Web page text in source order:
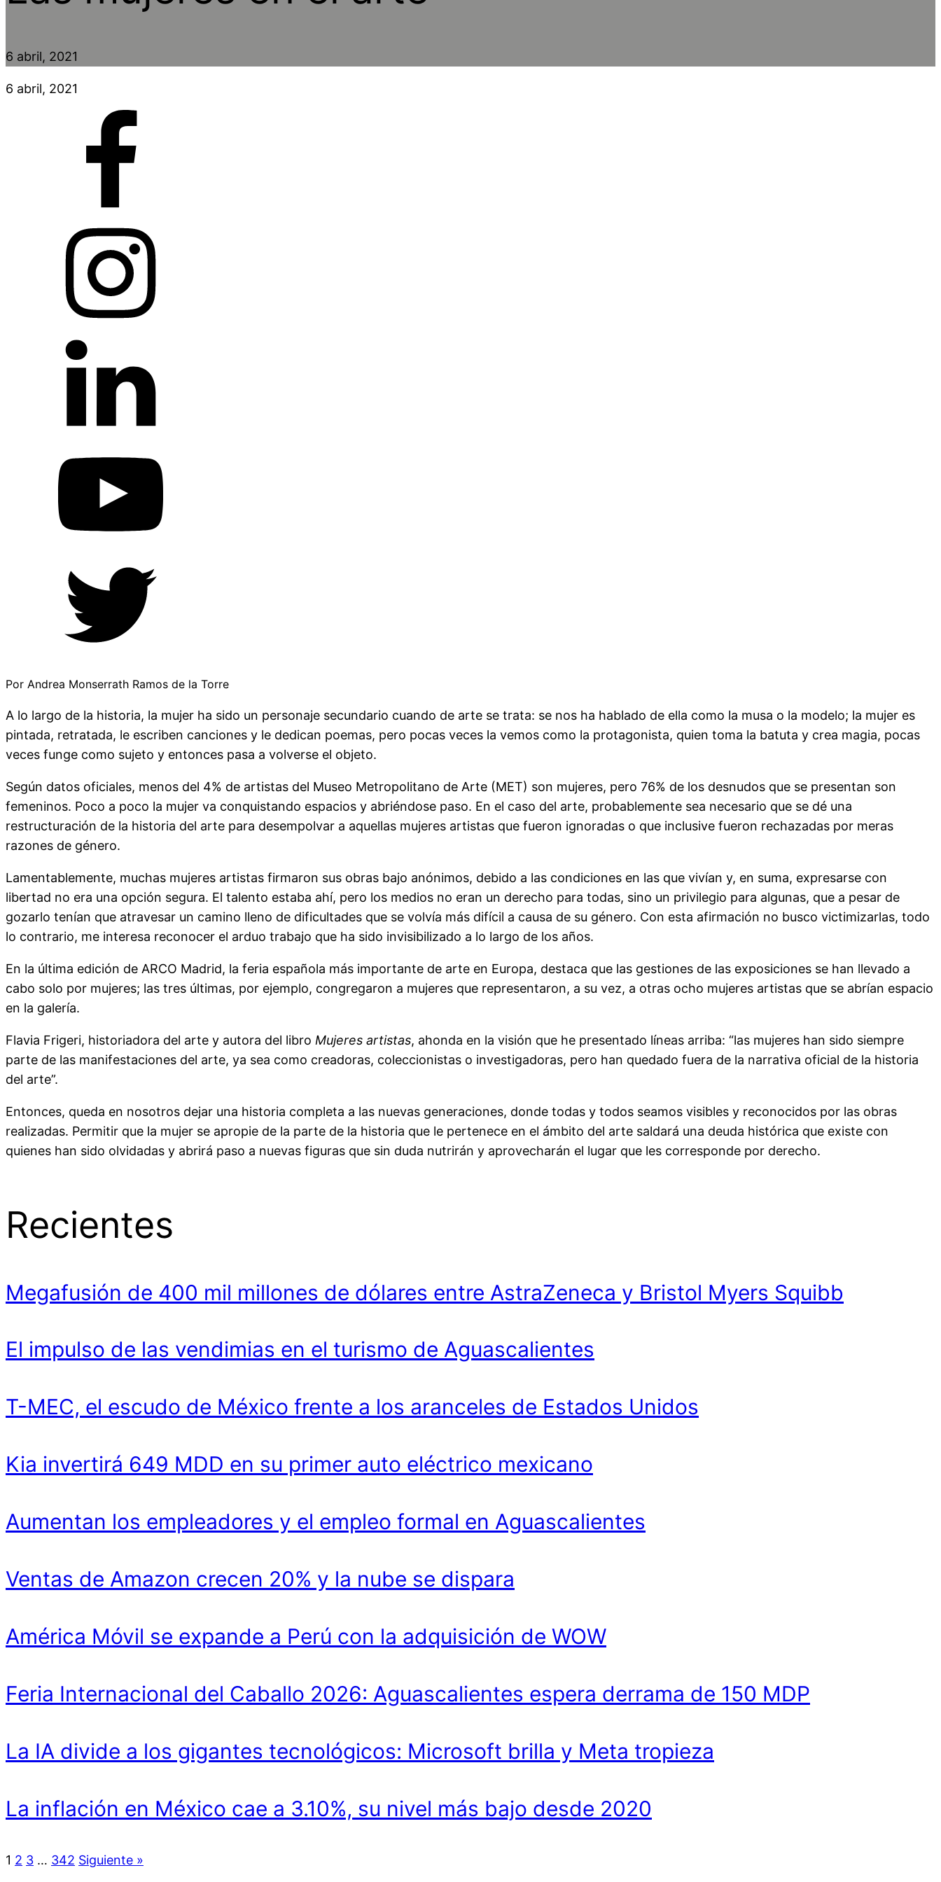
6 abril, 2021
6 abril, 2021
Por Andrea Monserrath Ramos de la Torre
A lo largo de la historia, la mujer ha sido un personaje secundario cuando de arte se trata: se nos ha hablado de ella como la musa o la modelo; la mujer es
pintada, retratada, le escriben canciones y le dedican poemas, pero pocas veces la vemos como la protagonista, quien toma la batuta y crea magia, pocas
veces funge como sujeto y entonces pasa a volverse el objeto.
Según datos oficiales, menos del 4% de artistas del Museo Metropolitano de Arte (MET) son mujeres, pero 76% de los desnudos que se presentan son
femeninos. Poco a poco la mujer va conquistando espacios y abriéndose paso. En el caso del arte, probablemente sea necesario que se dé una
restructuración de la historia del arte para desempolvar a aquellas mujeres artistas que fueron ignoradas o que inclusive fueron rechazadas por meras
razones de género.
Lamentablemente, muchas mujeres artistas firmaron sus obras bajo anónimos, debido a las condiciones en las que vivían y, en suma, expresarse con
libertad no era una opción segura. El talento estaba ahí, pero los medios no eran un derecho para todas, sino un privilegio para algunas, que a pesar de
gozarlo tenían que atravesar un camino lleno de dificultades que se volvía más difícil a causa de su género. Con esta afirmación no busco victimizarlas, todo
lo contrario, me interesa reconocer el arduo trabajo que ha sido invisibilizado a lo largo de los años.
En la última edición de ARCO Madrid, la feria española más importante de arte en Europa, destaca que las gestiones de las exposiciones se han llevado a
cabo solo por mujeres; las tres últimas, por ejemplo, congregaron a mujeres que representaron, a su vez, a otras ocho mujeres artistas que se abrían espacio
en la galería.
Flavia Frigeri, historiadora del arte y autora del libro Mujeres artistas, ahonda en la visión que he presentado líneas arriba: “las mujeres han sido siempre
parte de las manifestaciones del arte, ya sea como creadoras, coleccionistas o investigadoras, pero han quedado fuera de la narrativa oficial de la historia
del arte”.
Entonces, queda en nosotros dejar una historia completa a las nuevas generaciones, donde todas y todos seamos visibles y reconocidos por las obras
realizadas. Permitir que la mujer se apropie de la parte de la historia que le pertenece en el ámbito del arte saldará una deuda histórica que existe con
quienes han sido olvidadas y abrirá paso a nuevas figuras que sin duda nutrirán y aprovecharán el lugar que les corresponde por derecho.
Recientes
Megafusión de 400 mil millones de dólares entre AstraZeneca y Bristol Myers Squibb
El impulso de las vendimias en el turismo de Aguascalientes
T-MEC, el escudo de México frente a los aranceles de Estados Unidos
Kia invertirá 649 MDD en su primer auto eléctrico mexicano
Aumentan los empleadores y el empleo formal en Aguascalientes
Ventas de Amazon crecen 20% y la nube se dispara
América Móvil se expande a Perú con la adquisición de WOW
Feria Internacional del Caballo 2026: Aguascalientes espera derrama de 150 MDP
La IA divide a los gigantes tecnológicos: Microsoft brilla y Meta tropieza
La inflación en México cae a 3.10%, su nivel más bajo desde 2020
1 2 3 … 342 Siguiente »